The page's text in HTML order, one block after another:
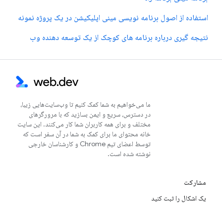
استفاده از اصول برنامه نویسی مینی اپلیکیشن در یک پروژه نمونه
نتیجه گیری درباره برنامه های کوچک از یک توسعه دهنده وب
ما می‌خواهیم به شما کمک کنیم تا وب‌سایت‌هایی زیبا،
در دسترس، سریع و ایمن بسازید که با مرورگرهای
مختلف و برای همه کاربران شما کار می‌کنند. این سایت
خانه محتوای ما برای کمک به شما در آن سفر است که
توسط اعضای تیم Chrome و کارشناسان خارجی
نوشته شده است.
مشارکت
یک اشکال را ثبت کنید